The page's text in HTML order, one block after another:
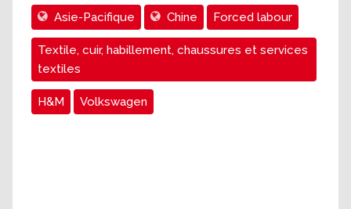
Asie-Pacifique Chine Forced labour
Textile, cuir, habillement, chaussures et services
textiles
H&M Volkswagen